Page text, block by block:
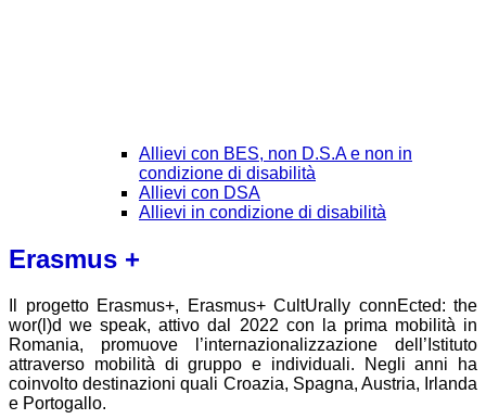
Allievi con BES, non D.S.A e non in
condizione di disabilità
Allievi con DSA
Allievi in condizione di disabilità
Erasmus +
Il progetto Erasmus+, Erasmus+ CultUrally connEcted: the
wor(l)d we speak, attivo dal 2022 con la prima mobilità in
Romania, promuove l’internazionalizzazione dell’Istituto
attraverso mobilità di gruppo e individuali. Negli anni ha
coinvolto destinazioni quali Croazia, Spagna, Austria, Irlanda
e Portogallo.